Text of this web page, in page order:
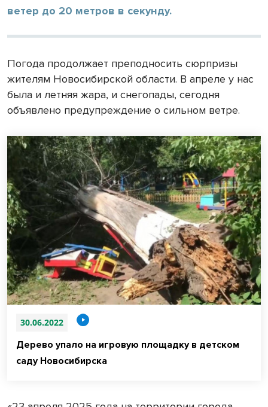
ветер до 20 метров в секунду.
Погода продолжает преподносить сюрпризы
жителям Новосибирской области. В апреле у нас
была и летняя жара, и снегопады, сегодня
объявлено предупреждение о сильном ветре.
30.06.2022
Дерево упало на игровую площадку в детском
саду Новосибирска